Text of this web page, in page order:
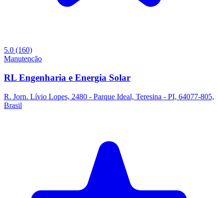
5.0 (160)
Manutenção
RL Engenharia e Energia Solar
R. Jorn. Lívio Lopes, 2480 - Parque Ideal, Teresina - PI, 64077-805,
Brasil